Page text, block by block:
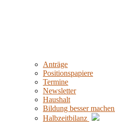
Anträge
Positionspapiere
Termine
Newsletter
Haushalt
Bildung besser
Halbzeitbilanz